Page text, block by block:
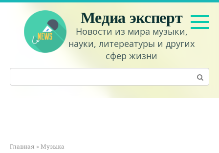
Перейти
контенту
Медиа эксперт
Новости из мира музыки,
науки, литереатуры и других
сфер жизни
Поиск:
Главная » Музыка